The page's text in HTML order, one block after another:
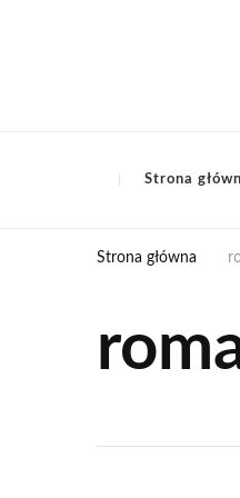
Strona
Strona główna